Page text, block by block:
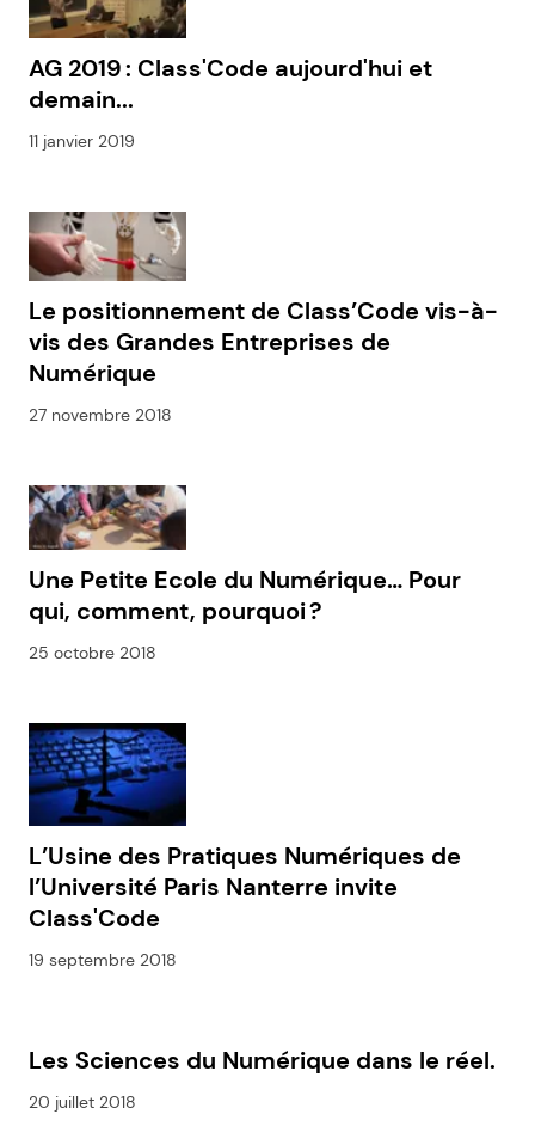
AG 2019 : Class'Code aujourd'hui et
demain...
11 janvier 2019
Le positionnement de Class’Code vis-à-
vis des Grandes Entreprises de
Numérique
27 novembre 2018
Une Petite Ecole du Numérique… Pour
qui, comment, pourquoi ?
25 octobre 2018
L’Usine des Pratiques Numériques de
l’Université Paris Nanterre invite
Class'Code
19 septembre 2018
Les Sciences du Numérique dans le réel.
20 juillet 2018